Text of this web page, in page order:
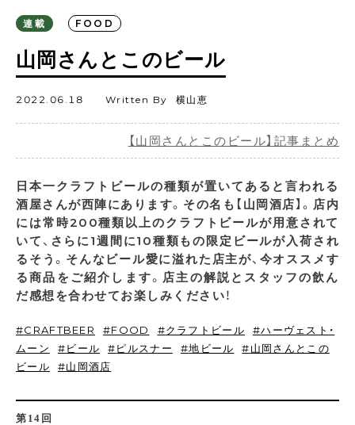
連載 FOOD
山岡さんとこのビール
2022.06.18 Written By 横山恵
【山岡さんとこのビール】記事まとめ
日本一クラフトビールの種類が置いてあると言われる
酒屋さんが西陣にあります。その名も【山岡酒店】。店内
には常時200種類以上のクラフトビールが用意されて
いて、さらに1週間に10種類もの限定ビールが入荷され
るそう。そんなビール愛に溢れた店主が、今オススメす
る商品をご紹介します。店主の解説とスタッフの飲ん
だ感想を合わせてお楽しみください！
CRAFTBEER FOOD クラフトビール
ハーヴェスト・
ムーン
ビール ピルスナー 地ビール
山岡さんとこの
ビール
山岡酒店
第14回